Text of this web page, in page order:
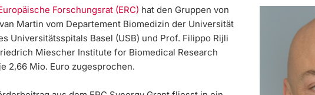
Forschungsrat (ERC) hat den Gruppen von
Martin vom Departement Biomedizin der Universität
Universitätsspitals Basel (USB) und Prof. Filippo Rijli
Miescher Institute for Biomedical Research
2,66 Mio. Euro zugesprochen.